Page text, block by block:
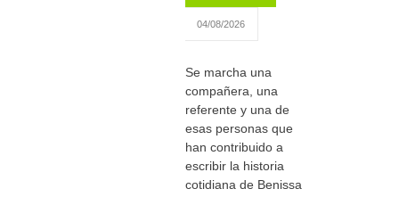
04/08/2026
Se marcha una
compañera, una
referente y una de
esas personas que
han contribuido a
escribir la historia
cotidiana de Benissa